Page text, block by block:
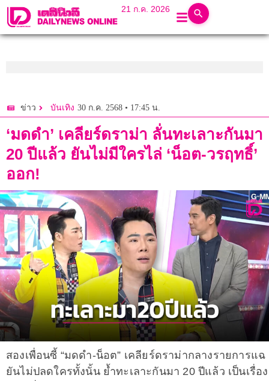
21 ก.ค. 2026
ข่าว บันเทิง 30 ก.ค. 2568 • 17:45 น.
‘มดดำ’ เคลียร์ดราม่า ลั่นทะเลาะกันมา
20 ปีแล้ว ยันไม่มีใครไล่ ‘น็อต-วรฤทธิ์’
ออก!
สองเพื่อนซี้ “มดดำ-น็อต” เคลียร์ดราม่ากลางรายการแฉ
ยันไม่ปลดใครทั้งนั้น ย้ำทะเลาะกันมา 20 ปีแล้ว เป็นเรื่อง